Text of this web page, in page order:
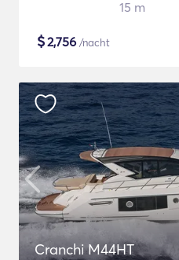
15 m
$2,756 /nacht
Cranchi M44HT